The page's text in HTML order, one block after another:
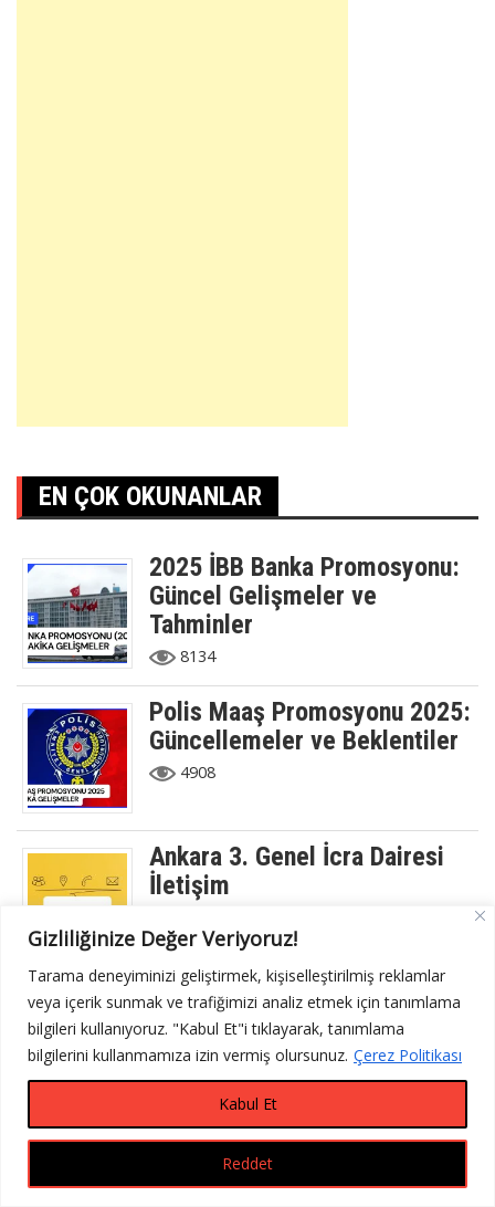
Gizliliğinize Değer Veriyoruz!
Tarama deneyiminizi geliştirmek, kişiselleştirilmiş reklamlar
veya içerik sunmak ve trafiğimizi analiz etmek için tanımlama
bilgileri kullanıyoruz. "Kabul Et"i tıklayarak, tanımlama
bilgilerini kullanmamıza izin vermiş olursunuz. Çerez Politikası
Reddet
Kabul Et
EN ÇOK OKUNANLAR
2025 İBB Banka Promosyonu:
Güncel Gelişmeler ve
Tahminler
8134
Polis Maaş Promosyonu 2025:
Güncellemeler ve Beklentiler
4908
Ankara 3. Genel İcra Dairesi
İletişim
Geldi Market Güvenilir Mi?
2652
Uyap Beta Nasıl Kurulur?